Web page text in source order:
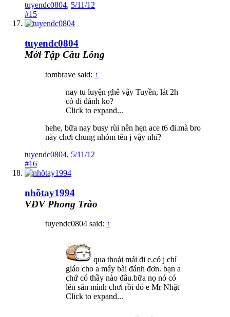
tuyendc0804, 5/11/12
#15
tuyendc0804
Mới Tập Cầu Lông
tombrave said: ↑
nay tu luyện ghê vậy Tuyền, lát 2h
có đi đánh ko?
Click to expand...
hehe, bữa nay busy rùi nên hẹn ace t6 đi.mà bro
này chơi chung nhóm tên j vậy nhỉ?
tuyendc0804, 5/11/12
#16
nhõtay1994
VĐV Phong Trào
tuyendc0804 said: ↑
qua thoải mái đi e.có j chỉ
giáo cho a mấy bài đánh đơn. bạn a
chứ có thầy nào đâu.bữa nọ nó có
lên sân mình chơi rồi đó e Mr Nhật
Click to expand...